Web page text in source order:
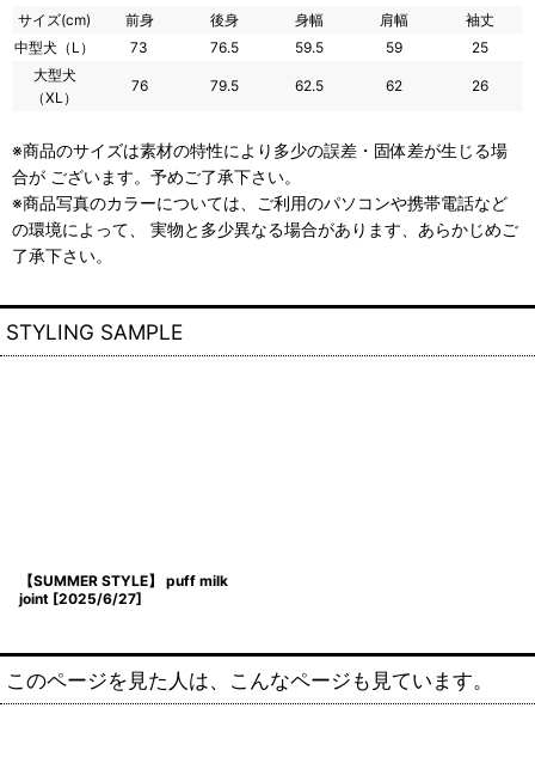
サイズ(cm) 前身 後身 身幅 肩幅
袖丈
中型犬（L）
73 76.5 59.5 59
25
大型犬
（XL）
76 79.5 62.5 62 26
※商品のサイズは素材の特性により多少の誤差・固体差が生じる場
合が ございます。予めご了承下さい。
※商品写真のカラーについては、ご利用のパソコンや携帯電話など
の環境によって、 実物と多少異なる場合があります、あらかじめご
了承下さい。
STYLING SAMPLE
【SUMMER STYLE】 puff milk
joint [2025/6/27]
このページを見た人は、こんなページも見ています。